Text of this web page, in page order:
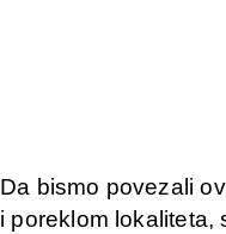
Da bismo povezali
i poreklom lokaliteta,